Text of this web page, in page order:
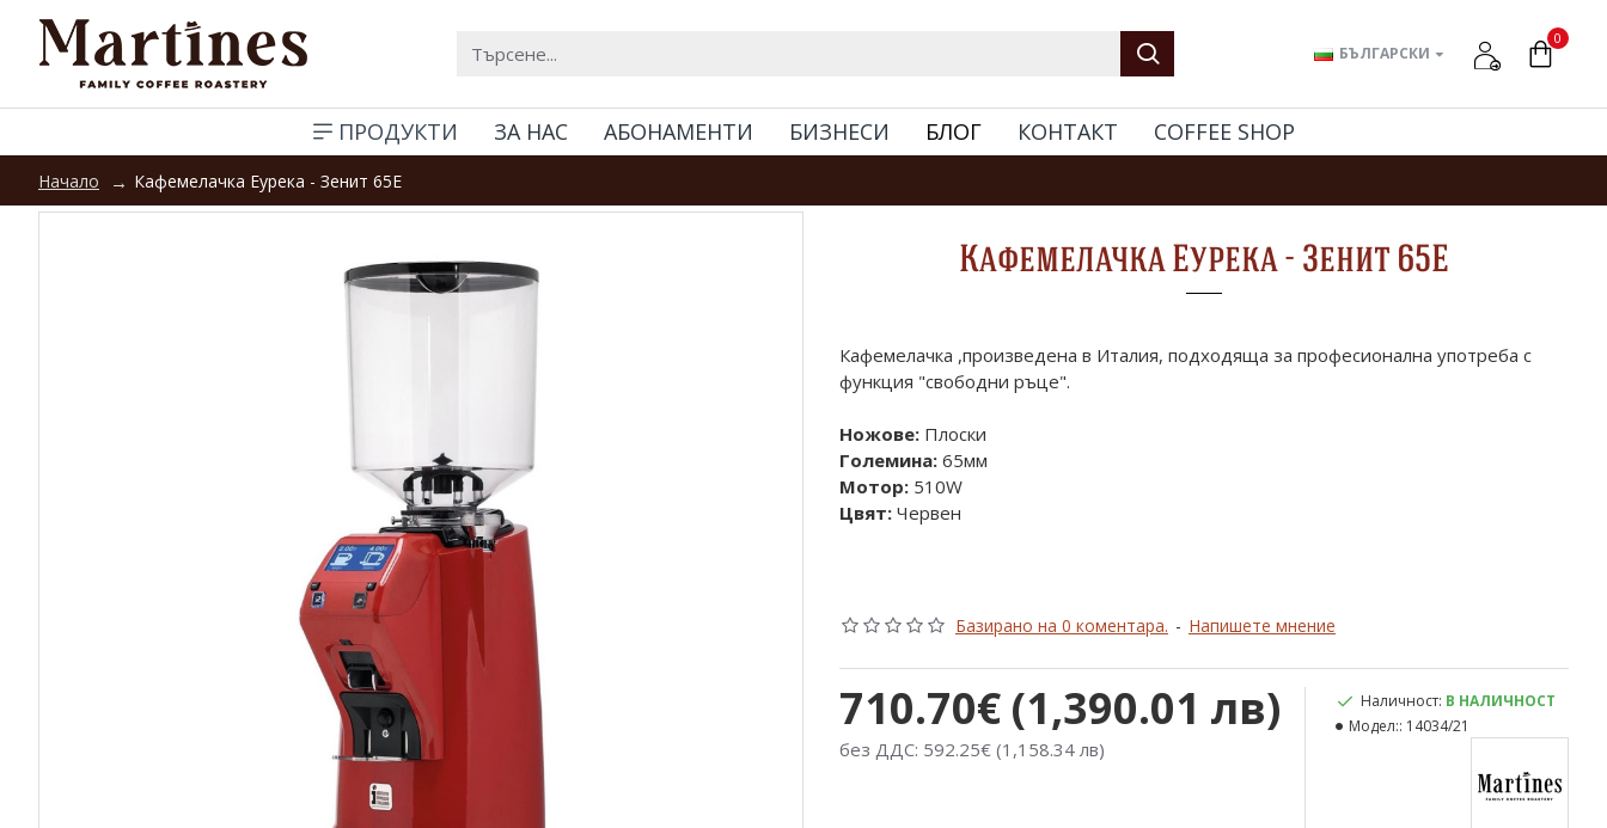
БЪЛГАРСКИ
0
ПРОДУКТИ ЗА НАС АБОНАМЕНТИ БИЗНЕСИ БЛОГ КОНТАКТ COFFEE SHOP
Начало Кафемелачка Еурека - Зенит 65Е
Кафемелачка Еурека - Зенит 65Е
Кафемелачка ,произведена в Италия, подходяща за професионална употреба с
функция "свободни ръце".
Ножове: Плоски
Големина: 65мм
Мотор: 510W
Цвят: Червен
Базирано на 0 коментара. - Напишете мнение
710.70€ (1,390.01 лв)
без ДДС: 592.25€ (1,158.34 лв)
Наличност: В НАЛИЧНОСТ
Модел:: 14034/21